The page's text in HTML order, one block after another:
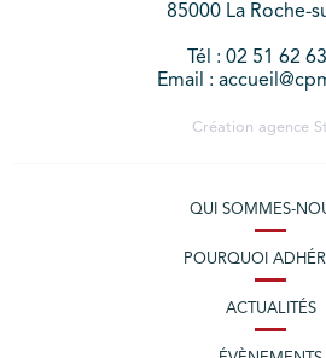
85000 La Roche-
Tél : 02 51 62
Email :
Création agence
QUI SOMMES-
POURQUOI
ACTUALITÉS